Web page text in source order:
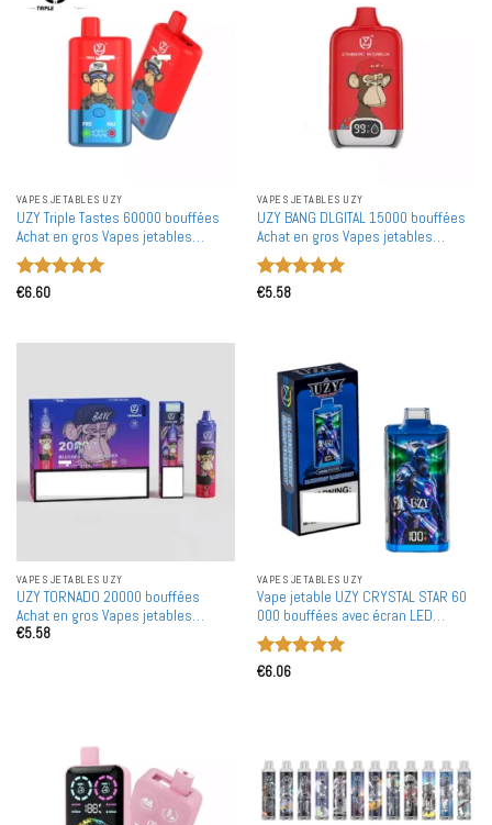
VAPES JETABLES UZY
UZY Triple Tastes 60000 bouffées
Achat en gros Vapes jetables
rechargeables 60K 60 000
Note
€6.60
VAPES JETABLES UZY
UZY BANG DLGITAL 15000 bouffées
Achat en gros Vapes jetables
rechargeables en gros
Note
€5.58
VAPES JETABLES UZY
UZY TORNADO 20000 bouffées
Achat en gros Vapes jetables
rechargeables
€5.58
VAPES JETABLES UZY
Vape jetable UZY CRYSTAL STAR 60
000 bouffées avec écran LED
intelligent - Achat en gros en
quantité
Note
€6.06